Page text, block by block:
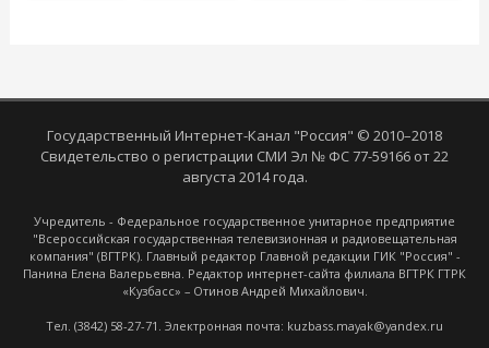
Государственный Интернет-Канал "Россия" © 2010–2018
Свидетельство о регистрации СМИ Эл № ФС 77-59166 от 22
августа 2014 года.
Учредитель - Федеральное государственное унитарное предприятие
"Всероссийская государственная телевизионная и радиовещательная
компания" (ВГТРК). Главный редактор Главной редакции ГИК "Россия" -
Панина Елена Валерьевна. Редактор интернет-сайта филиала ВГТРК ГТРК
«Кузбасс» – Отинов Андрей Михайлович.
Тел. (3842) 58-27-71. Электронная почта: kuzbass.mayak@yandex.ru